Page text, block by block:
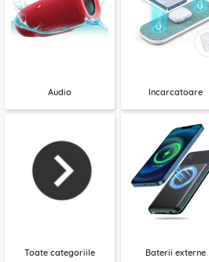
Audio Incarcatoare
Toate categoriile Baterii externe